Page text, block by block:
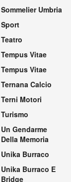
Sommelier Umbria
Sport
Teatro
Tempus Vitae
Tempus Vitae
Ternana Calcio
Terni Motori
Turismo
Un Gendarme
Della Memoria
Unika Burraco
Unika Burraco E
Bridge